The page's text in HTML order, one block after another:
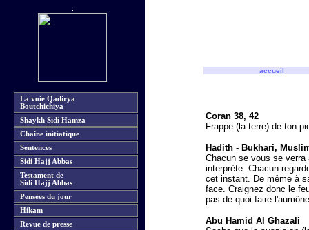
La voie Qadirya
Boutchichiya
Shaykh Sidi Hamza
Chaîne initiatique
Sentences
Sidi Hajj Abbas
Testament de
Sidi Hajj Abbas
Pensées du jour
Hikam
Revue de presse
accueil
Coran 38, 42
Frappe (la terre) de ton
Hadith - Bukhari,
Chacun se vous se verra
interprète. Chacun
cet instant. De même à
face. Craignez donc le
pas de quoi faire
Abu Hamid Al Ghazali